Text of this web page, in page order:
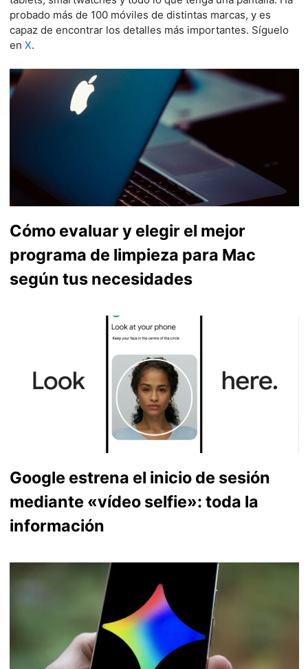
probado más de 100 móviles de distintas marcas, y es
capaz de encontrar los detalles más importantes. Síguelo
en X.
Cómo evaluar y elegir el mejor
programa de limpieza para Mac
según tus necesidades
Google estrena el inicio de sesión
mediante «vídeo selfie»: toda la
información